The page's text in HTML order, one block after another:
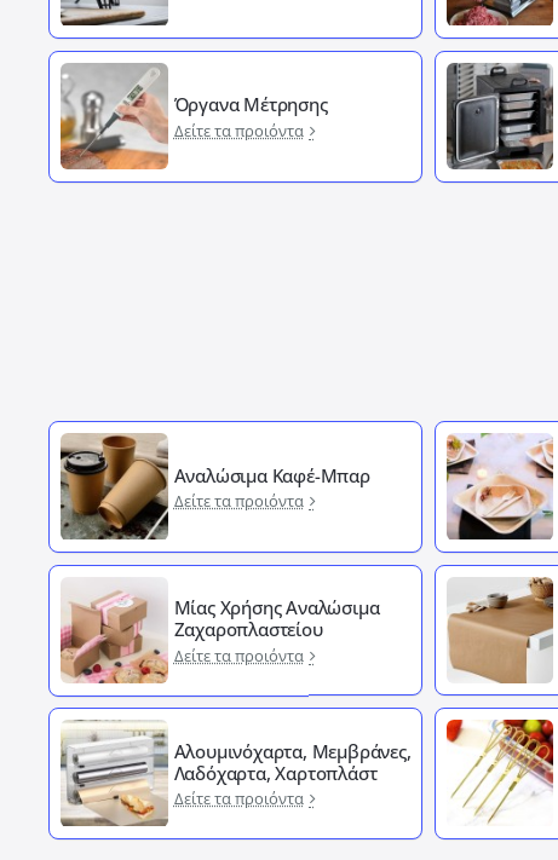
Όργανα Μέτρησης
Δείτε τα προιόντα
Αναλώσιμα Καφέ-Μπαρ
Δείτε τα προιόντα
Μίας Χρήσης Αναλώσιμα
Ζαχαροπλαστείου
Δείτε τα προιόντα
Αλουμινόχαρτα, Μεμβράνες,
Λαδόχαρτα, Χαρτοπλάστ
Δείτε τα προιόντα